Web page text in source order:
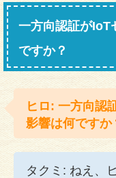
一方向認証がIoT
ですか？
ヒロ: 一方向認
影響は何ですか
タクミ: ねえ、